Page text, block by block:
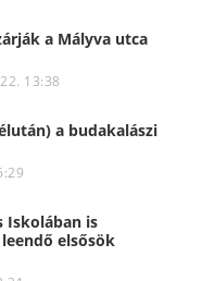
a Mályva utca
13:38
a budakalászi
Iskolában is
elsősök